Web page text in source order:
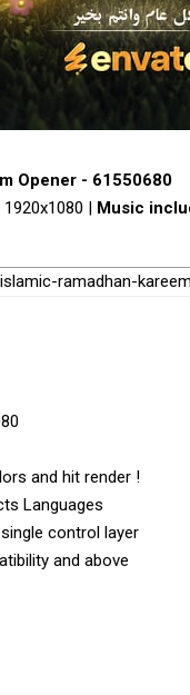
Opener - 61550680
| Music
ramadhan-
and hit render !
Languages
control layer
and above